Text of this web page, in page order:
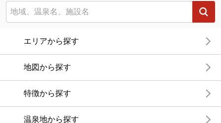
エリアから探す
地図から探す
特徴から探す
温泉地から探す